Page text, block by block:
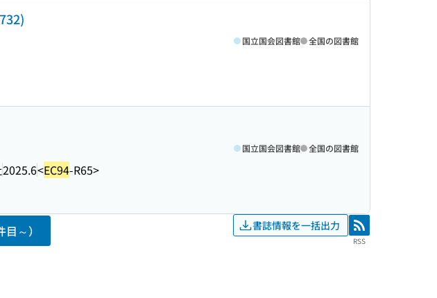
国立国会図書館 全国の図書館
2025.6<EC94-R65>
国立国会図書館 全国の図書館
～） 書誌情報を一括出力 RSS
RSS